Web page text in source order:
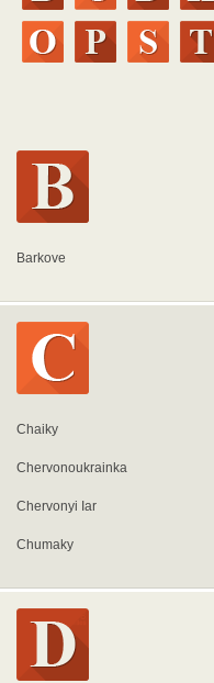
Barkove
Chaiky
Chervonoukrainka
Chervonyi Iar
Chumaky